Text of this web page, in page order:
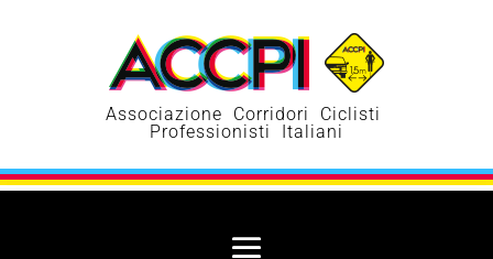
Associazione Corridori Ciclisti
Professionisti Italiani